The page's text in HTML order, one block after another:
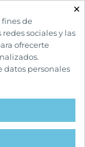
favorite
×
de
sociales y las
ofrecerte
datos personales